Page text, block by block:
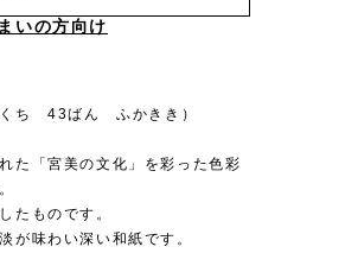
いの方向け
ち 43ばん ふかきき）
た「宮美の文化」を彩った色彩
たものです。
が味わい深い和紙です。